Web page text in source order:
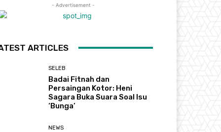
- Advertisement -
ARTICLES
SELEB
Badai Fitnah dan
Persaingan Kotor: Heni
Sagara Buka Suara Soal Isu
‘Bunga’
NEWS